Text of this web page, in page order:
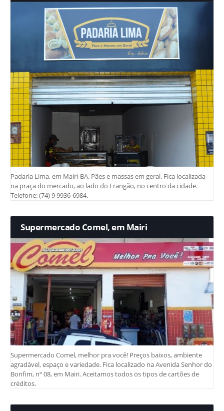
Padaria Lima, em Mairi-BA. Pães e massas em geral. Fica localizada
na praça do mercado, ao lado do Frangão, no centro da cidade.
Telefone: (74) 9 9936-6984.
Supermercado Comel, em Mairi
Supermercado Comel, melhor pra você! Preços baixos, ambiente
agradável, espaço e variedade. Fica localizado na Avenida Senhor do
Bonfim, nº 08, em Mairi. Aceitamos todos os tipos de cartões de
créditos.